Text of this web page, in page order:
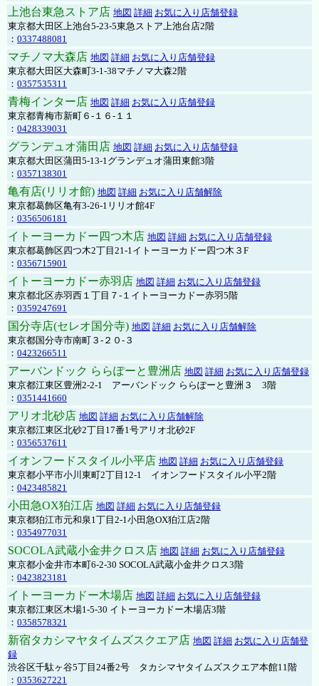
上池台東急ストア店 地図 詳細 お気に入り店舗登録
東京都大田区上池台5-23-5東急ストア上池台店2階
： 0337488081
マチノマ大森店 地図 詳細 お気に入り店舗登録
東京都大田区大森町3-1-38マチノマ大森2階
： 0357535311
青梅インター店 地図 詳細 お気に入り店舗登録
東京都青梅市新町６-１６-１１
： 0428339031
グランデュオ蒲田店 地図 詳細 お気に入り店舗登録
東京都大田区蒲田5-13-1グランデュオ蒲田東館3階
： 0357138301
亀有店(リリオ館) 地図 詳細 お気に入り店舗解除
東京都葛飾区亀有3-26-1リリオ館4F
： 0356506181
イトーヨーカドー四つ木店 地図 詳細 お気に入り店舗登録
東京都葛飾区四つ木2丁目21-1イトーヨーカドー四つ木３F
： 0356715901
イトーヨーカドー赤羽店 地図 詳細 お気に入り店舗登録
東京都北区赤羽西１丁目７-１イトーヨーカドー赤羽5階
： 0359247691
国分寺店(セレオ国分寺) 地図 詳細 お気に入り店舗解除
東京都国分寺市南町３-２０-３
： 0423266511
アーバンドック ららぽーと豊洲店 地図 詳細 お気に入り店舗登録
東京都江東区豊洲2-2-1 アーバンドック ららぽーと豊洲３ 3階
： 0351441660
アリオ北砂店 地図 詳細 お気に入り店舗解除
東京都江東区北砂2丁目17番1号アリオ北砂2F
： 0356537611
イオンフードスタイル小平店 地図 詳細 お気に入り店舗登録
東京都小平市小川東町2丁目12-1 イオンフードスタイル小平2階
： 0423485821
小田急OX狛江店 地図 詳細 お気に入り店舗登録
東京都狛江市元和泉1丁目2-1小田急OX狛江店2階
： 0354977031
SOCOLA武蔵小金井クロス店 地図 詳細 お気に入り店舗登録
東京都小金井市本町6-2-30 SOCOLA武蔵小金井クロス3階
： 0423823181
イトーヨーカドー木場店 地図 詳細 お気に入り店舗登録
東京都江東区木場1-5-30 イトーヨーカドー木場店3階
： 0358578321
新宿タカシマヤタイムズスクエア店 地図 詳細 お気に入り店舗登
録
渋谷区千駄ヶ谷5丁目24番2号 タカシマヤタイムズスクエア本館11階
： 0353627221